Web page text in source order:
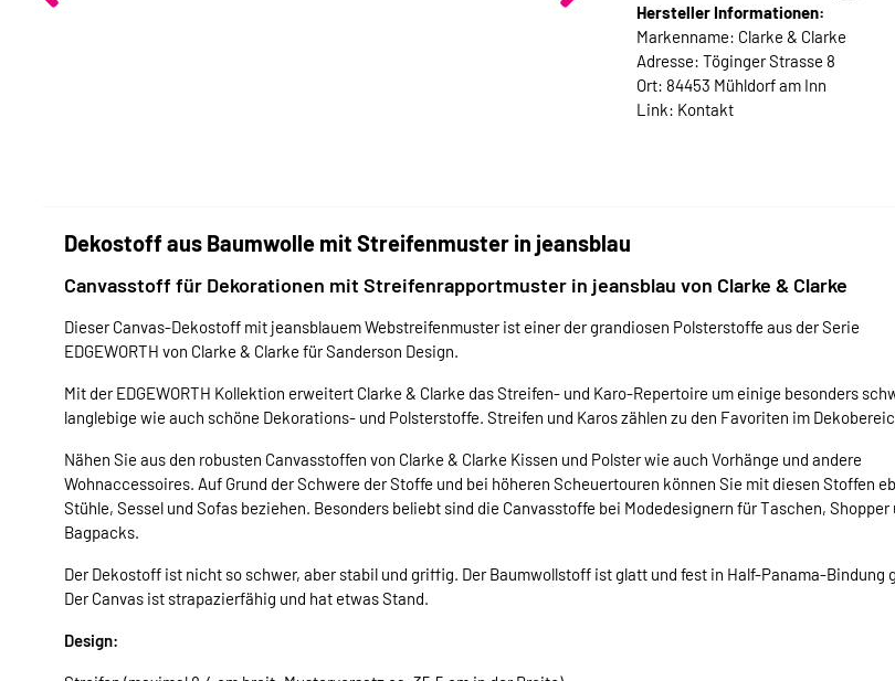
Hersteller Informationen:
Markenname: Clarke & Clarke
Adresse: Töginger Strasse 8
Ort: 84453 Mühldorf am Inn
Link: Kontakt
Dekostoff aus Baumwolle mit Streifenmuster in jeansblau
Canvasstoff für Dekorationen mit Streifenrapportmuster in jeansblau von Clarke & Clarke
Dieser Canvas-Dekostoff mit jeansblauem Webstreifenmuster ist einer der grandiosen Polsterstoffe aus der Serie
EDGEWORTH von Clarke & Clarke für Sanderson Design.
Mit der EDGEWORTH Kollektion erweitert Clarke & Clarke das Streifen- und Karo-Repertoire um einige besonders
langlebige wie auch schöne Dekorations- und Polsterstoffe. Streifen und Karos zählen zu den Favoriten im
Nähen Sie aus den robusten Canvasstoffen von Clarke & Clarke Kissen und Polster wie auch Vorhänge und andere
Wohnaccessoires. Auf Grund der Schwere der Stoffe und bei höheren Scheuertouren können Sie mit diesen Stoffen
Stühle, Sessel und Sofas beziehen. Besonders beliebt sind die Canvasstoffe bei Modedesignern für Taschen, Shopper
Bagpacks.
Der Dekostoff ist nicht so schwer, aber stabil und griffig. Der Baumwollstoff ist glatt und fest in Half-Panama-Bindung
Der Canvas ist strapazierfähig und hat etwas Stand.
Design: